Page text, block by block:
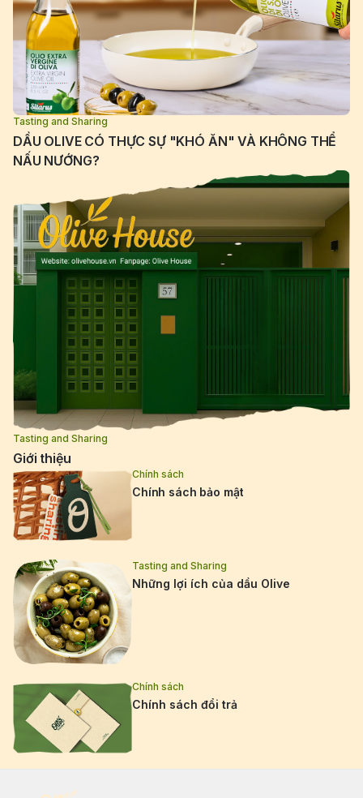
Tasting and Sharing
DẦU OLIVE CÓ THỰC SỰ "KHÓ ĂN" VÀ KHÔNG THỂ
NẤU NƯỚNG?
Tasting and Sharing
Giới thiệu
Chính sách
Chính sách bảo mật
Tasting and Sharing
Những lợi ích của dầu Olive
Chính sách
Chính sách đổi trả